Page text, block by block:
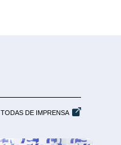
TODAS DE IMPRENSA